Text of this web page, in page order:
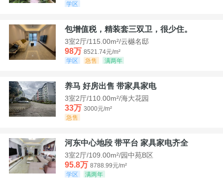
学区
包增值税，精装套三双卫，很少住。
3室2厅/115.00m²/云樾名邸
98万 8521.74元/m²
学区
急售 满两年
养马 好房出售 带家具家电
3室2厅/110.00m²/海大花园
33万 3000元/m²
急售
河东中心地段 带平台 家具家电齐全
3室2厅/109.00m²/园中苑B区
95.8万 8788.99元/m²
学区
满两年